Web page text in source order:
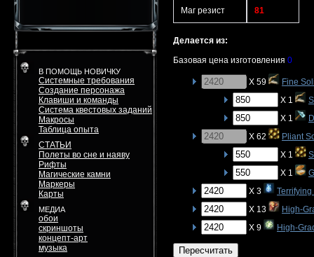
В ПОМОЩЬ НОВИЧКУ
Системные требования
Создание персонажа
Клавиши и команды
Система квестовых заданий
Макросы
Таблица опыта
СТАТЬИ
Полеты во сне и наяву
Рифты
Магические камни
Маркеры
Карты
МЕДИА
обои
скриншоты
концепт-арт
музыка
Маг резист 81
Делается из:
Базовая цена изготовления 0
X 59
Fine
X 1
X 1
X 62
Pliant
X 1
X 1
X 3
Terrifying
X 13
High-
X 9
High-
Пересчитать